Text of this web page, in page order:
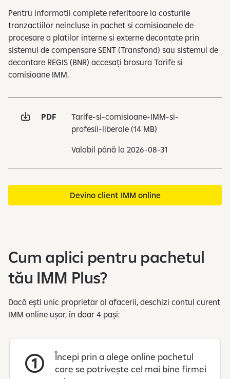
Pentru informatii complete referitoare la costurile
tranzactiilor neincluse in pachet si comisioanele de
procesare a platilor interne si externe decontate prin
sistemul de compensare SENT (Transfond) sau sistemul de
decontare REGIS (BNR) accesați brosura Tarife si
comisioane IMM.
PDF
Tarife-si-comisioane-IMM-si-
profesii-liberale(14 MB)
Valabil până la 2026-08-31
Devino client IMM online
Cum aplici pentru pachetul
tău IMM Plus?
Dacă ești unic proprietar al afacerii, deschizi contul curent
IMM online ușor, în doar 4 pași:​
Începi prin a alege online pachetul
care se potrivește cel mai bine firmei